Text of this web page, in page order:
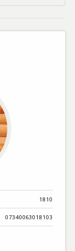
1810
07340063018103